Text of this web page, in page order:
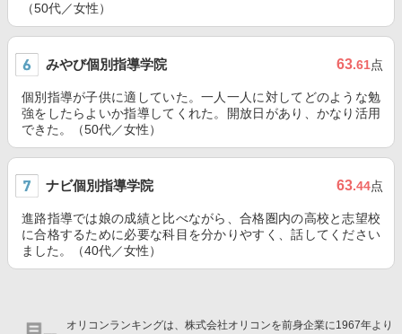
（50代／女性）
みやび個別指導学院 63.61点
個別指導が子供に適していた。一人一人に対してどのような勉
強をしたらよいか指導してくれた。開放日があり、かなり活用
できた。（50代／女性）
ナビ個別指導学院 63.44点
進路指導では娘の成績と比べながら、合格圏内の高校と志望校
に合格するために必要な科目を分かりやすく、話してください
ました。（40代／女性）
オリコンランキングは、株式会社オリコンを前身企業に1967年より